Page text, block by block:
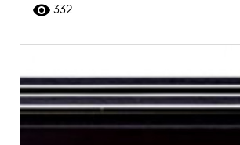
remove_red_eye 332